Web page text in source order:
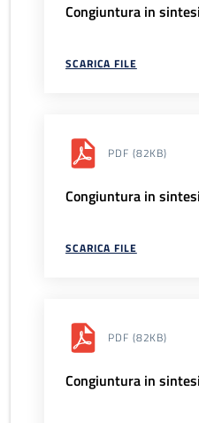
Congiuntura in
SCARICA FILE
PDF (82KB)
Congiuntura in
SCARICA FILE
PDF (82KB)
Congiuntura in